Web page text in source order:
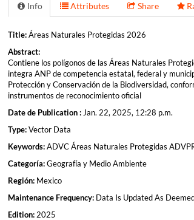
Info Attributes Share
Title:Áreas Naturales Protegidas 2026
Abstract:
Contiene los polígonos de las Áreas Naturales
integra ANP de competencia estatal, federal y
Protección y Conservación de la Biodiversidad,
instrumentos de reconocimiento oficial
Date de Publication : Jan. 22, 2025, 12:28 p.m.
Type:Vector Data
Keywords:ADVC Áreas Naturales Protegidas
Categoría:Geografía y Medio Ambiente
Región: Mexico
Maintenance Frequency: Data Is Updated As
Edition: 2025